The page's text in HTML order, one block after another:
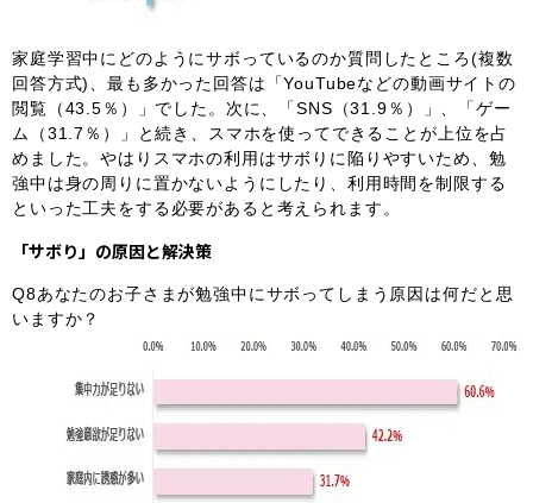
家庭学習中にどのようにサボっているのか質問したところ(複数
回答方式)、最も多かった回答は「YouTubeなどの動画サイトの
閲覧（43.5％）」でした。次に、「SNS（31.9％）」、「ゲー
ム（31.7％）」と続き、スマホを使ってできることが上位を占
めました。やはりスマホの利用はサボりに陥りやすいため、勉
強中は身の周りに置かないようにしたり、利用時間を制限する
といった工夫をする必要があると考えられます。
「サボり」の原因と解決策
Q8あなたのお子さまが勉強中にサボってしまう原因は何だと思
いますか？